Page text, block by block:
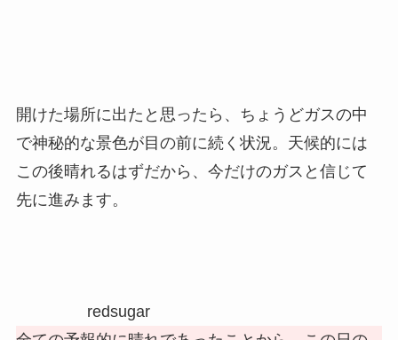
開けた場所に出たと思ったら、ちょうどガスの中
で神秘的な景色が目の前に続く状況。天候的には
この後晴れるはずだから、今だけのガスと信じて
先に進みます。
redsugar